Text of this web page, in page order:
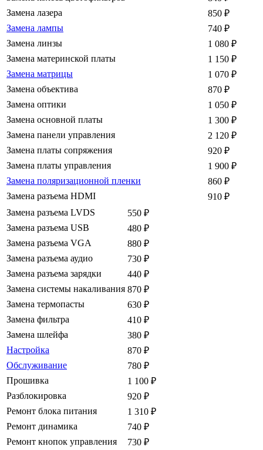
Замена лазера
850 ₽
Замена лампы
740 ₽
Замена линзы
1 080 ₽
Замена материнской платы
1 150 ₽
Замена матрицы
1 070 ₽
Замена объектива
870 ₽
Замена оптики
1 050 ₽
Замена основной платы
1 300 ₽
Замена панели управления
2 120 ₽
Замена платы сопряжения
920 ₽
Замена платы управления
1 900 ₽
Замена поляризационной пленки
860 ₽
Замена разъема HDMI
910 ₽
Замена разъема LVDS
550 ₽
Замена разъема USB
480 ₽
Замена разъема VGA
880 ₽
Замена разъема аудио
730 ₽
Замена разъема зарядки
440 ₽
Замена системы накаливания 870 ₽
Замена термопасты
630 ₽
Замена фильтра
410 ₽
Замена шлейфа
380 ₽
Настройка
870 ₽
Обслуживание
780 ₽
Прошивка
1 100 ₽
Разблокировка
920 ₽
Ремонт блока питания
1 310 ₽
Ремонт динамика
740 ₽
Ремонт кнопок управления
730 ₽